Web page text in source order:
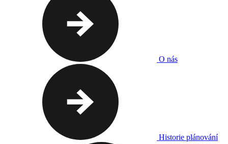
O nás
Historie plánování